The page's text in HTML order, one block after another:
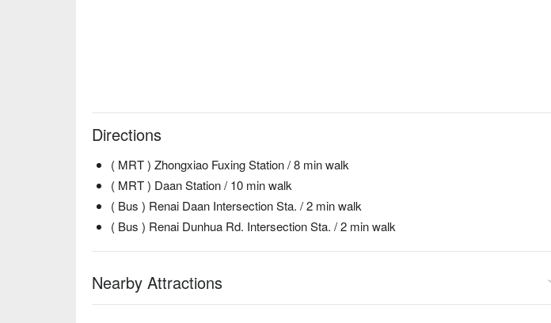
Directions
( MRT ) Zhongxiao Fuxing Station / 8 min walk
( MRT ) Daan Station / 10 min walk
( Bus ) Renai Daan Intersection Sta. / 2 min walk
( Bus ) Renai Dunhua Rd. Intersection Sta. / 2 min walk
Nearby Attractions